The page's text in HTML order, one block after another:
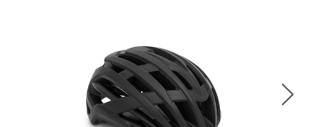
Occasions - Reconditionnés
Votre panier est là pour vous servir. Donnez-lui un
but ! C'est un lieu temporaire où est stockée une
liste de vos produits et où se reflète le prix le plus
récent...